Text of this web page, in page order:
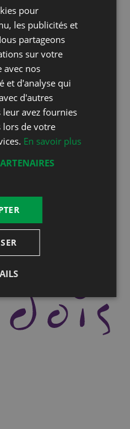
pour
les publicités et
partageons
sur votre
avec nos
et d'analyse qui
d'autres
avez fournies
lors de votre
En savoir plus